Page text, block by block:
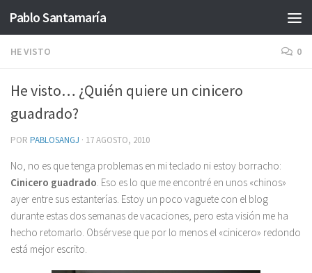
Saltar al contenido
Pablo Santamaría
HE VISTO 0
He visto… ¿Quién quiere un cinicero
guadrado?
POR PABLOSANGJ · 17 AGOSTO, 2010
No, no es que tenga problemas en mi teclado ni estoy borracho:
Cinicero guadrado. Eso es lo que me encontré en unos «chinos»
ayer entre sus estanterías. Estoy un poco vaguete con el blog
durante estas dos semanas de vacaciones, pero esta visión me ha
hecho retomarlo. Obsérvese que por lo menos el «cinicero» redondo
está mejor escrito.